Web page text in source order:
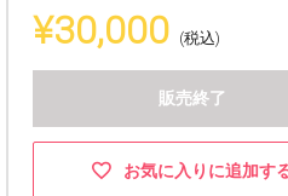
¥30,000 (税込)
販売終了
お気に入りに追加す